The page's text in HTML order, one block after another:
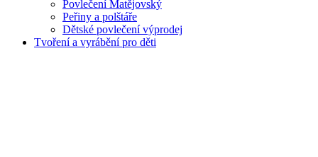
Povlečení Matějovský
Peřiny a polštáře
Dětské povlečení výprodej
Tvoření a vyrábění pro děti